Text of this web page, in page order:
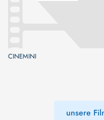
CINEMINI
unsere